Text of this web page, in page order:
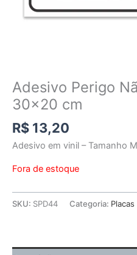
Adesivo Perigo
30×20 cm
R$ 13,20
Adesivo em vinil – Tamanho
Fora de estoque
SKU: SPD44 Categoria: